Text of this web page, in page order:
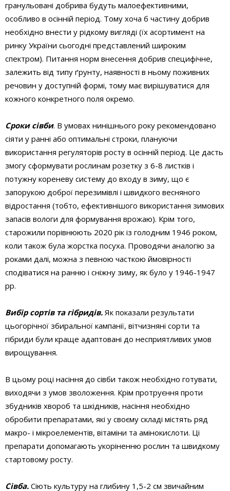
гранульовані добрива будуть малоефективними,
особливо в осінній період. Тому хоча б частину добрив
необхідно внести у рідкому вигляді (їх асортимент на
ринку України сьогодні представлений широким
спектром). Питання норм внесення добрив специфічне,
залежить від типу ґрунту, наявності в ньому поживних
речовин у доступній формі, тому має вирішуватися для
кожного конкретного поля окремо.
Сроки сівби. В умовах нинішнього року рекомендовано
сіяти у ранні або оптимальні строки, плануючи
використання регуляторів росту в осінній період. Це дасть
змогу сформувати рослинам розетку з 6-8 листків і
потужну кореневу систему до входу в зиму, що є
запорукою доброї перезимівлі і швидкого весняного
відростання (тобто, ефективнішого використання зимових
запасів вологи для формування врожаю). Крім того,
старожили порівнюють 2020 рік із голодним 1946 роком,
коли також була жорстка посуха. Проводячи аналогію за
роками далі, можна з певною часткою ймовірності
сподіватися на ранню і сніжну зиму, як було у 1946-1947
рр.
Вибір сортів та гібридів. Як показали результати
цьогорічної збиральної кампанії, вітчизняні сорти та
гібриди були краще адаптовані до несприятливих умов
вирощування.
В цьому році насіння до сівби також необхідно готувати,
виходячи з умов зволоження. Крім протруєння проти
збудників хвороб та шкідників, насіння необхідно
обробити препаратами, які у своєму складі містять ряд
макро- і мікроелементів, вітаміни та амінокислоти. Ці
препарати допомагають укоріненню рослин та швидкому
стартовому росту.
Сівба. Сіють культуру на глибину 1,5-2 см звичайним